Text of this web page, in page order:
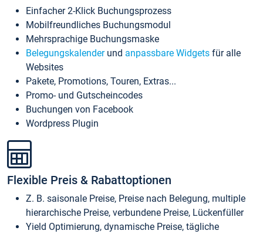
Einfacher 2-Klick Buchungsprozess
Mobilfreundliches Buchungsmodul
Mehrsprachige Buchungsmaske
Belegungskalenderund anpassbare Widgets für alle
Websites
Pakete, Promotions, Touren, Extras...
Promo- und Gutscheincodes
Buchungen von Facebook
Wordpress Plugin
Flexible Preis & Rabattoptionen
Z. B. saisonale Preise, Preise nach Belegung, multiple
hierarchische Preise, verbundene Preise, Lückenfüller
Yield Optimierung, dynamische Preise, tägliche